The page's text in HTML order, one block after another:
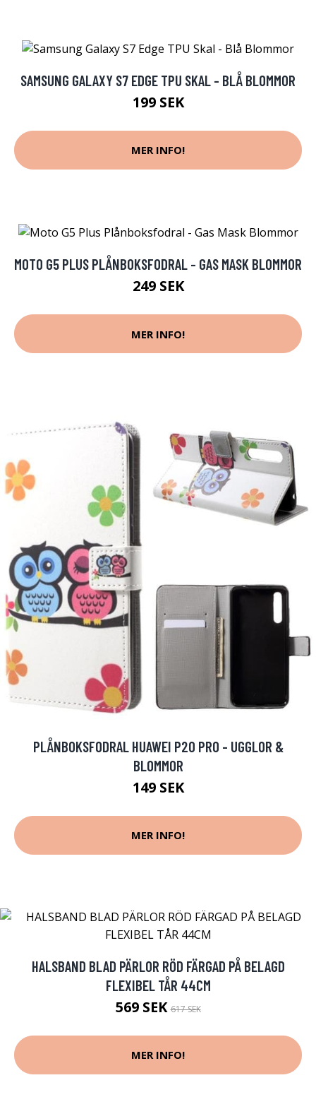
SAMSUNG GALAXY S7 EDGE TPU SKAL - BLÅ BLOMMOR
199 SEK
MER INFO!
MOTO G5 PLUS PLÅNBOKSFODRAL - GAS MASK BLOMMOR
249 SEK
MER INFO!
PLÅNBOKSFODRAL HUAWEI P20 PRO - UGGLOR &
BLOMMOR
149 SEK
MER INFO!
HALSBAND BLAD PÄRLOR RÖD FÄRGAD PÅ BELAGD
FLEXIBEL TÅR 44CM
569 SEK617 SEK
MER INFO!